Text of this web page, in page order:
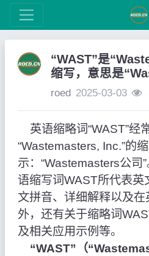
“WAST”是
缩写，意思是
roed 2025-03-03
英语缩略词“WAST”经
“Wastemasters, Inc.”的
示：“Wastemasters公司
语缩写词WAST所代表英
文拼音、详细解释以及
外，还有关于缩略词
及相关应用示例等。
“WAST”（